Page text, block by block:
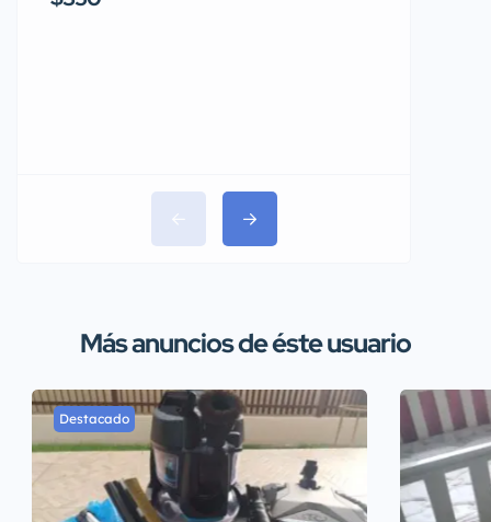
Más anuncios de éste usuario
Destacado